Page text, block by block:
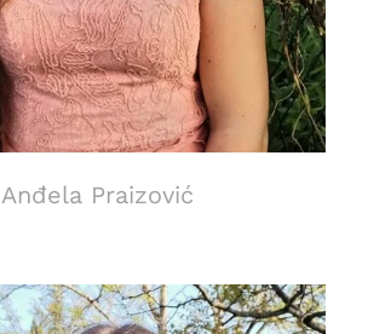
Anđela Praizović